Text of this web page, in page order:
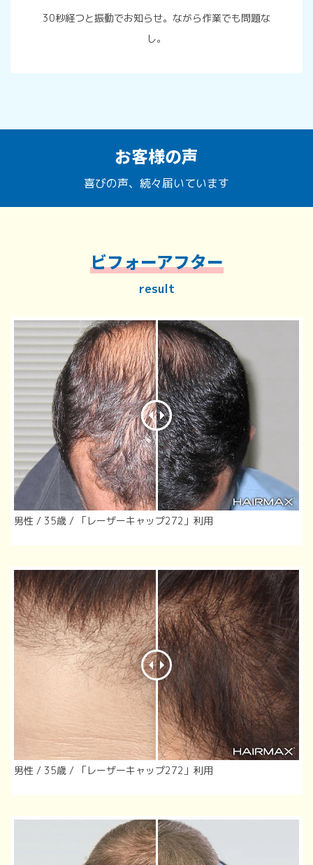
30秒経つと振動でお知らせ。ながら作業でも問題な
し。
お客様の声
喜びの声、続々届いています
ビフォーアフター
result
男性 / 35歳 / 「レーザーキャップ272」利用
男性 / 35歳 / 「レーザーキャップ272」利用